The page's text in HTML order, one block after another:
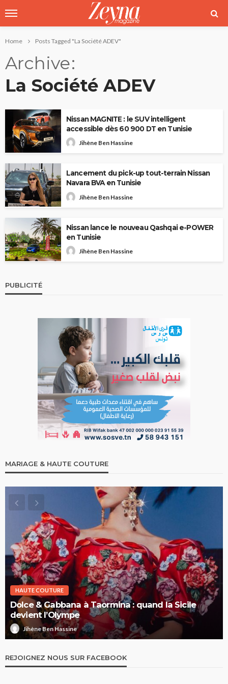
Home Posts Tagged "La Société ADEV"
Archive
La Société ADEV
Nissan MAGNITE : le SUV intelligent
accessible dès 60 900 DT en Tunisie
Jihène Ben Hassine
Lancement du pick-up tout-terrain Nissan
Navara BVA en Tunisie
Jihène Ben Hassine
Nissan lance le nouveau Qashqai e-POWER
en Tunisie
Jihène Ben Hassine
PUBLICITÉ
MARIAGE & HAUTE COUTURE
HAUTE COUTURE
Dolce & Gabbana à Taormina : quand la Sicile
devient l’Olympe
Jihène Ben Hassine
REJOIGNEZ NOUS SUR FACEBOOK